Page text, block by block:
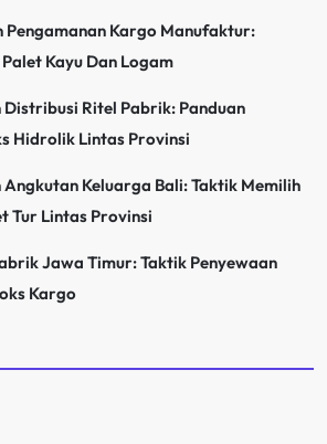
Pengamanan Kargo Manufaktur:
Kayu Dan Logam
Ritel Pabrik: Panduan
Hidrolik Lintas Provinsi
Keluarga Bali: Taktik Memilih
Tur Lintas Provinsi
Jawa Timur: Taktik Penyewaan
Kargo